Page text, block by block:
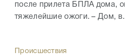
после прилета БПЛА дома,
тяжелейшие ожоги. – Дом,
Происшествия